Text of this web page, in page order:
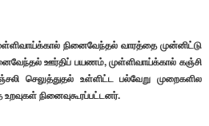
நினைவேந்தல் வாரத்தை முன்னிட்டு
ஊர்திப் பயணம், முள்ளிவாய்க்கால் கஞ்சி
செலுத்துதல் உள்ளிட்ட பல்வேறு முறைகளில
உறவுகள் நினைவுகூரப்பட்டனர்.